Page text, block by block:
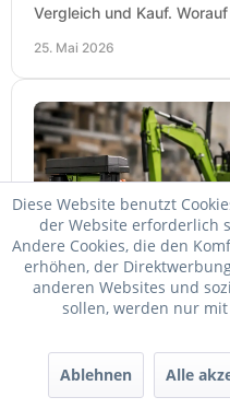
Vergleich und Kauf.
25. Mai 2026
Zipper Maschinen
auswählen: So
Service und Folgekosten
24. Mai 2026
Diese Website benutzt
der Website erforderlich
Andere Cookies, die den
erhöhen, der
anderen Websites und
sollen, werden nur
Ablehnen Alle